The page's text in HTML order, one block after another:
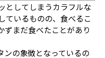
としてしまうカラフルな
ているものの、食べるこ
ずまだ食べたことがあり
ンの象徴となっているの